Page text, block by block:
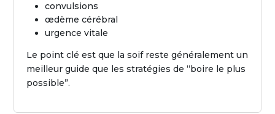
convulsions
œdème cérébral
urgence vitale
Le point clé est que la soif reste généralement un
meilleur guide que les stratégies de “boire le plus
possible”.